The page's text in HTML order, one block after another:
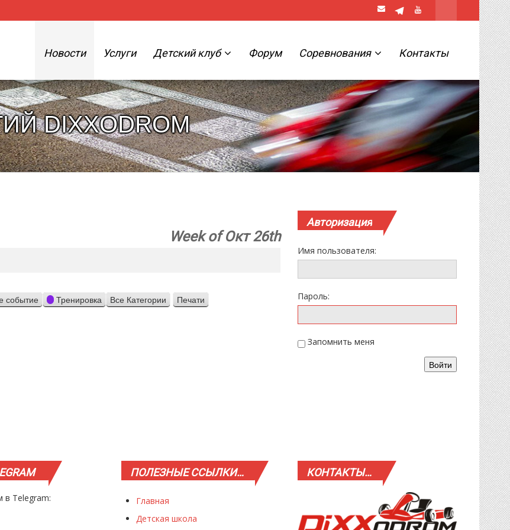
Новости Услуги Детский клуб Форум Соревнования Контакты
DIXXODROM
Week of Окт 26th
событие Тренировка Все Категории Просмотр
Печати
Авторизация
Имя пользователя:
Пароль:
Запомнить меня
Войти
в Telegram:
ПОЛЕЗНЫЕССЫЛКИ…
Главная
Детская школа
КОНТАКТЫ…